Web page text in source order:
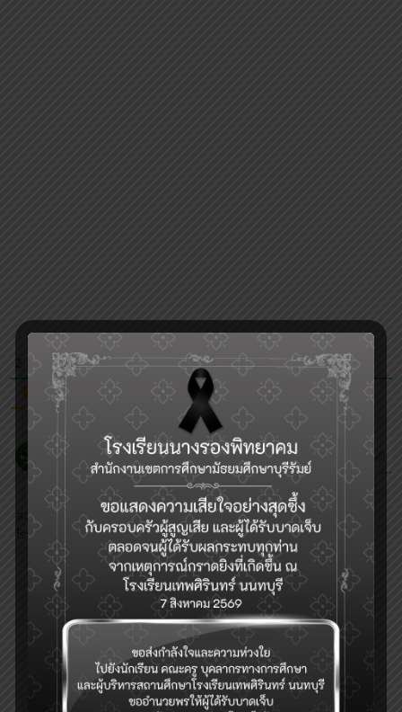
COMMENTS
Oldest
ธัญวรัตม์ จันทะแสง
5 years ago
สอบถามค่ะ นักเรียนที่มีรายชื่อเข้าสอบชั้นม.4 ใส่ชุดอะไรไปสอบคะ ชุดนักเรียน
โรงเรียนเดิม หรือชุดต้องซื้อใหม่คะ